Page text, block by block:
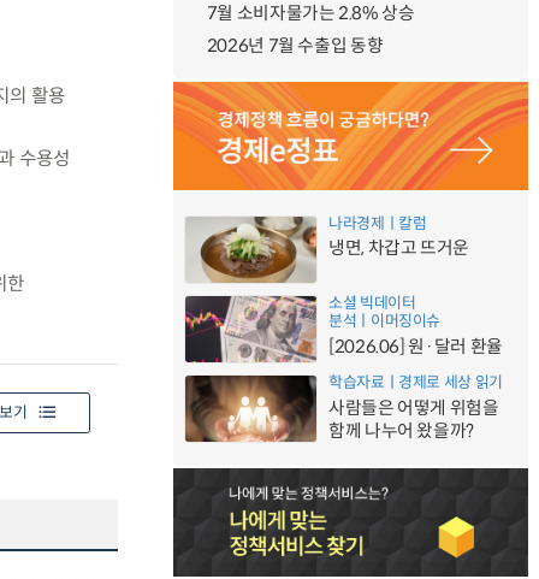
의 활용
수용성
한
기
7월 소비자물가는 2.8% 상승
2026년 7월 수출입 동향
나라경제ㅣ칼럼
냉면, 차갑고 뜨거운
소셜 빅데이터
분석ㅣ이머징이슈
[2026.06] 원·달러 환율
학습자료ㅣ경제로 세상 읽기
사람들은 어떻게 위험을
함께 나누어 왔을까?